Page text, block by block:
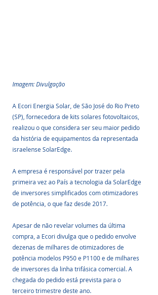
Imagem: Divulgação
A Ecori Energia Solar, de São José do Rio Preto
(SP), fornecedora de kits solares fotovoltaicos,
realizou o que considera ser seu maior pedido
da história de equipamentos da representada
israelense SolarEdge.
A empresa é responsável por trazer pela
primeira vez ao País a tecnologia da SolarEdge
de inversores simplificados com otimizadores
de potência, o que faz desde 2017.
Apesar de não revelar volumes da última
compra, a Ecori divulga que o pedido envolve
dezenas de milhares de otimizadores de
potência modelos P950 e P1100 e de milhares
de inversores da linha trifásica comercial. A
chegada do pedido está prevista para o
terceiro trimestre deste ano.